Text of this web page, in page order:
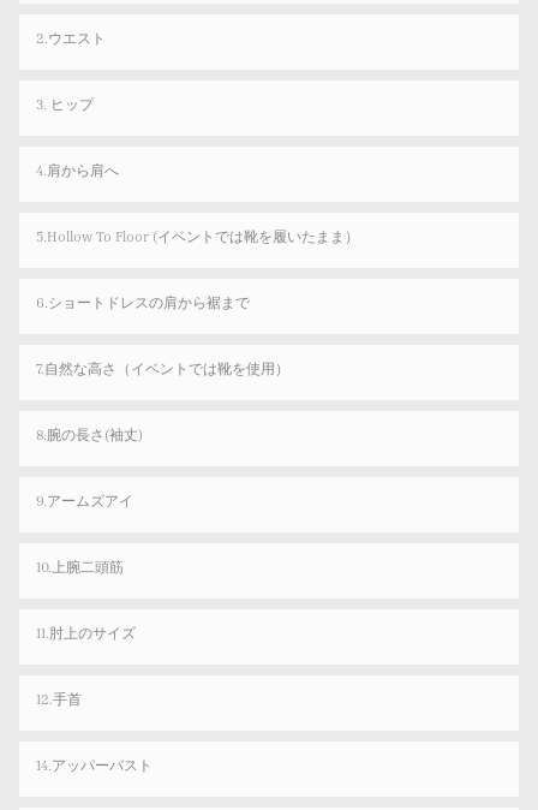
2.ウエスト
3. ヒップ
4.肩から肩へ
5.Hollow To Floor (イベントでは靴を履いたまま）
6.ショートドレスの肩から裾まで
7.自然な高さ（イベントでは靴を使用）
8.腕の長さ(袖丈)
9.アームズアイ
10.上腕二頭筋
11.肘上のサイズ
12.手首
14.アッパーバスト